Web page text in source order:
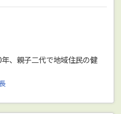
、親子二代で地域住民の健